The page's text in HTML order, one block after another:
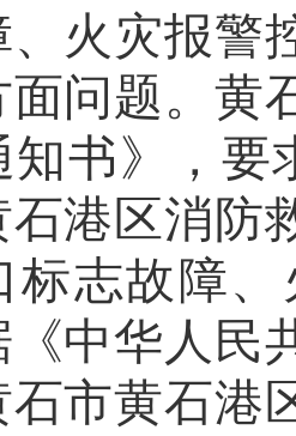
火灾报警
问题。黄
书》，要
港区消防
标志故障
《中华人民
石市黄石港